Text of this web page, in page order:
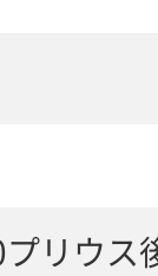
リウス